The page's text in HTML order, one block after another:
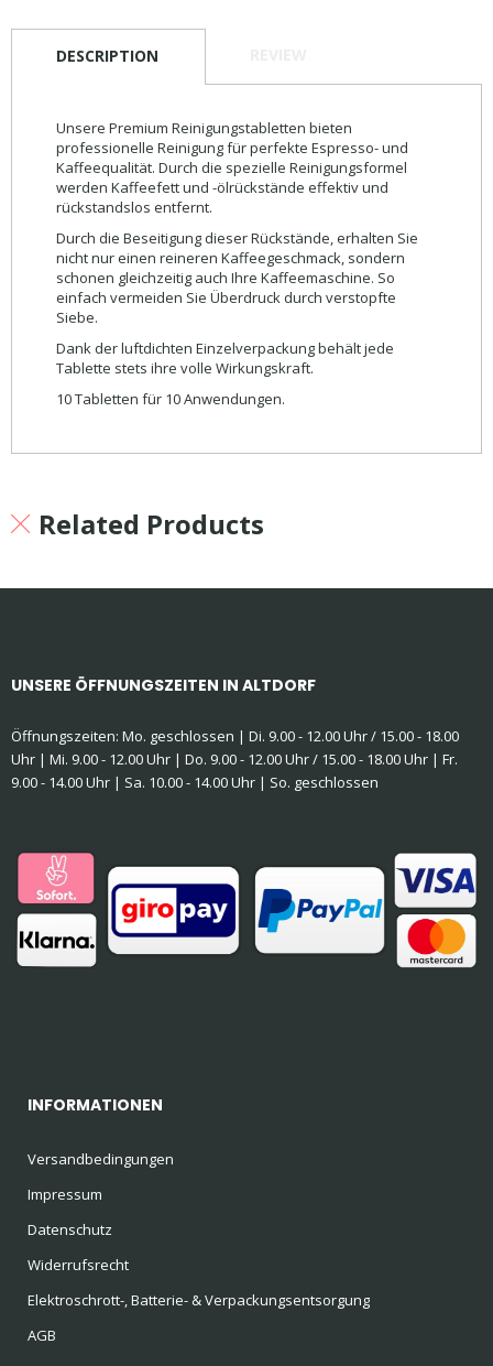
DESCRIPTION
Unsere Premium Reinigungstabletten bieten
professionelle Reinigung für perfekte Espresso- und
Kaffeequalität. Durch die spezielle Reinigungsformel
werden Kaffeefett und -ölrückstände effektiv und
rückstandslos entfernt.
Durch die Beseitigung dieser Rückstände, erhalten Sie
nicht nur einen reineren Kaffeegeschmack, sondern
schonen gleichzeitig auch Ihre Kaffeemaschine. So
einfach vermeiden Sie Überdruck durch verstopfte
Siebe.
Dank der luftdichten Einzelverpackung behält jede
Tablette stets ihre volle Wirkungskraft.
10 Tabletten für 10 Anwendungen.
Related Products
UNSERE ÖFFNUNGSZEITEN IN ALTDORF
Öffnungszeiten: Mo. geschlossen | Di. 9.00 - 12.00 Uhr / 15.00 - 18.00
Uhr | Mi. 9.00 - 12.00 Uhr | Do. 9.00 - 12.00 Uhr / 15.00 - 18.00 Uhr | Fr.
9.00 - 14.00 Uhr | Sa. 10.00 - 14.00 Uhr | So. geschlossen
INFORMATIONEN
Versandbedingungen
Impressum
Datenschutz
Widerrufsrecht
Elektroschrott-, Batterie- & Verpackungsentsorgung
AGB